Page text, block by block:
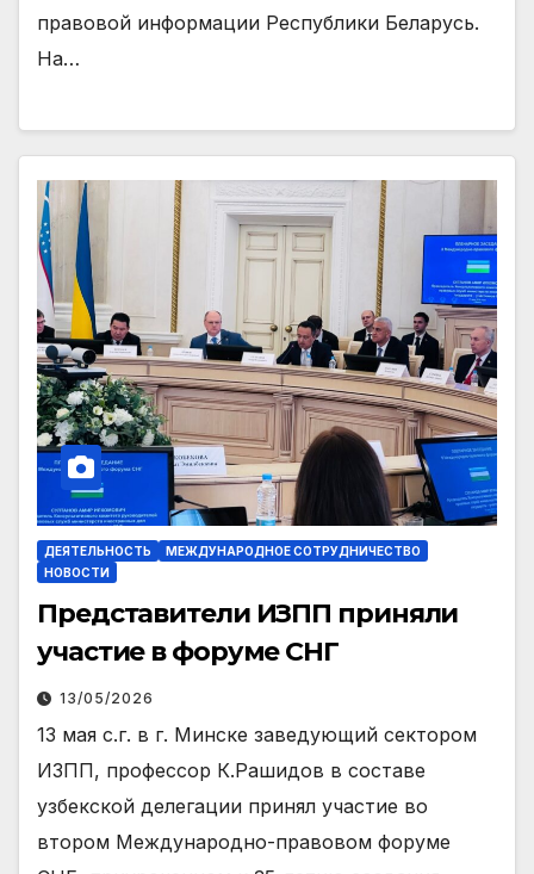
правовой информации Республики Беларусь.
На…
ДЕЯТЕЛЬНОСТЬ
МЕЖДУНАРОДНОЕ СОТРУДНИЧЕСТВО
НОВОСТИ
Представители ИЗПП приняли
участие в форуме СНГ
13/05/2026
13 мая с.г. в г. Минске заведующий сектором
ИЗПП, профессор К.Рашидов в составе
узбекской делегации принял участие во
втором Международно-правовом форуме